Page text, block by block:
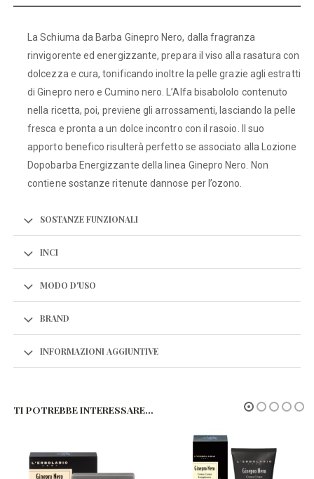
La Schiuma da Barba Ginepro Nero, dalla fragranza
rinvigorente ed energizzante, prepara il viso alla rasatura con
dolcezza e cura, tonificando inoltre la pelle grazie agli estratti
di Ginepro nero e Cumino nero. L’Alfa bisabololo contenuto
nella ricetta, poi, previene gli arrossamenti, lasciando la pelle
fresca e pronta a un dolce incontro con il rasoio. Il suo
apporto benefico risulterà perfetto se associato alla Lozione
Dopobarba Energizzante della linea Ginepro Nero. Non
contiene sostanze ritenute dannose per l’ozono.
SOSTANZE FUNZIONALI
INCI
MODO D'USO
BRAND
INFORMAZIONI AGGIUNTIVE
TI POTREBBE INTERESSARE…